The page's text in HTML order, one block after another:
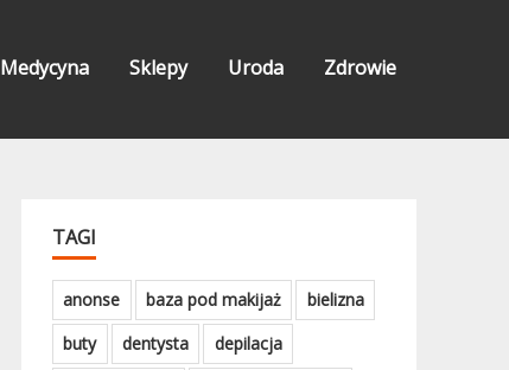
Medycyna Sklepy Uroda Zdrowie
TAGI
anonse baza pod makijaż
bielizna
buty
dentysta
depilacja